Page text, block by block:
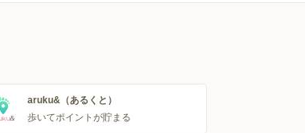
aruku&（あるくと）
歩いてポイントが貯まる